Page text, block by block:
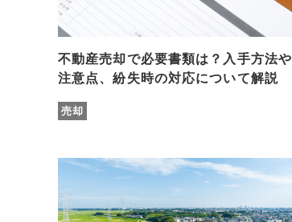
不動産売却で必要書類は？入手方法や
注意点、紛失時の対応について解説
売却